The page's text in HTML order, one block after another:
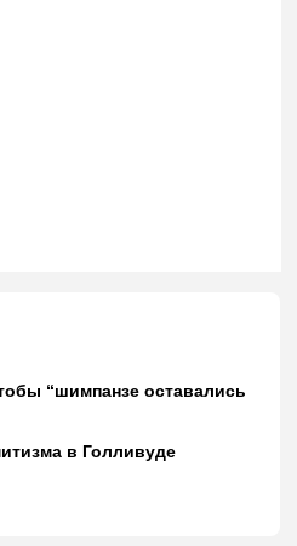
“шимпанзе оставались
в Голливуде